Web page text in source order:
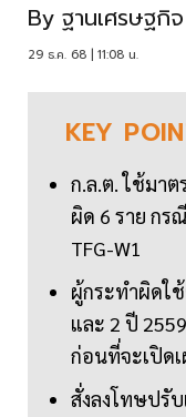
By ฐานเศรษฐกิจ
29 ธ.ค. 68 | 11:08 น.
KEY
ก.ล.ต. ใช้มา
ผิด 6 ราย กร
TFG-W1
ผู้กระทำผิดใ
และ 2 ปี
ก่อนที่จะเปิด
สั่งลงโทษปรั